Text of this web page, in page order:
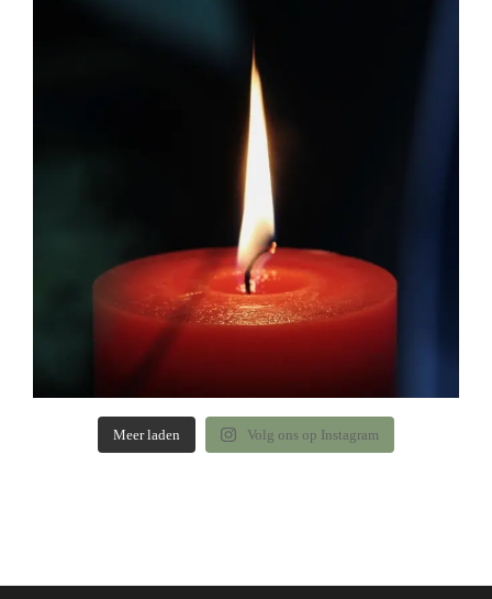
Meer laden Volg ons op Instagram